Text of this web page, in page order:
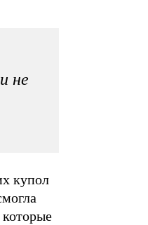
не
купол
которые